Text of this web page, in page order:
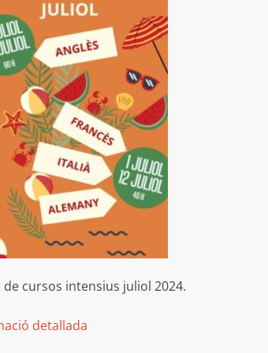
de cursos intensius juliol 2024.
detallada